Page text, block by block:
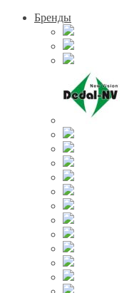
Бренды